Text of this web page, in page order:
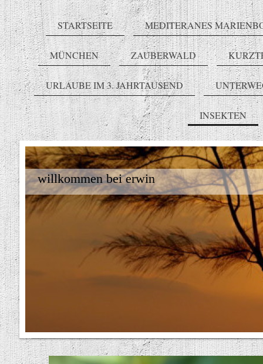
STARTSEITE MEDITERANES
MÜNCHEN ZAUBERWALD
URLAUBE IM 3. JAHRTAUSEND
INSEKTEN
willkommen bei erwin